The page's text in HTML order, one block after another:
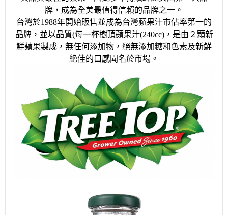
牌，成為全美最值得信賴的品牌之一。
台灣於1988年開始販售並成為台灣蘋果汁市佔率第一的
品牌，並以品質(每一杯樹頂蘋果汁(240cc)，是由２顆新
鮮蘋果製成，無任何添加物，絕無添加糖和色素及新鮮
絶佳的口感聞名於市場。